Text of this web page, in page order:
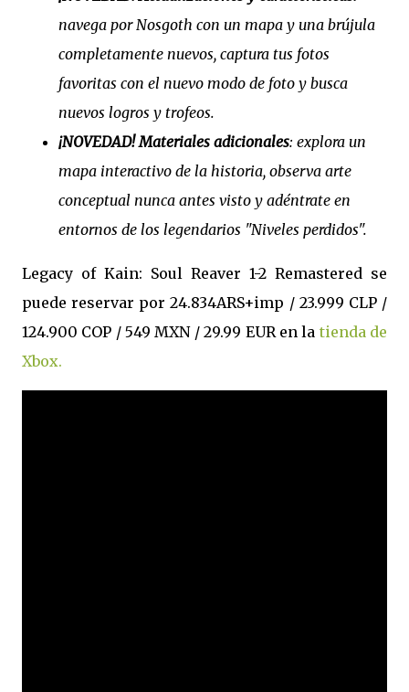
navega por Nosgoth con un mapa y una brújula
completamente nuevos, captura tus fotos
favoritas con el nuevo modo de foto y busca
nuevos logros y trofeos.
¡NOVEDAD! Materiales adicionales: explora un
mapa interactivo de la historia, observa arte
conceptual nunca antes visto y adéntrate en
entornos de los legendarios "Niveles perdidos".
Legacy of Kain: Soul Reaver 1-2 Remastered se
puede reservar por 24.834ARS+imp / 23.999 CLP /
124.900 COP / 549 MXN / 29.99 EUR en la tienda de
Xbox.